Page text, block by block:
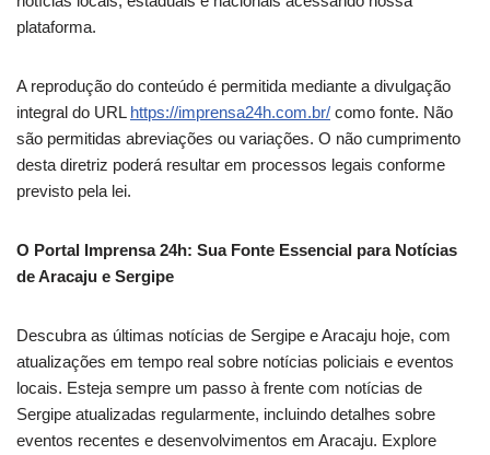
plataforma.
A reprodução do conteúdo é permitida mediante a divulgação
integral do URL https://imprensa24h.com.br/ como fonte. Não
são permitidas abreviações ou variações. O não cumprimento
desta diretriz poderá resultar em processos legais conforme
previsto pela lei.
O Portal Imprensa 24h: Sua Fonte Essencial para Notícias
de Aracaju e Sergipe
Descubra as últimas notícias de Sergipe e Aracaju hoje, com
atualizações em tempo real sobre notícias policiais e eventos
locais. Esteja sempre um passo à frente com notícias de
Sergipe atualizadas regularmente, incluindo detalhes sobre
eventos recentes e desenvolvimentos em Aracaju. Explore